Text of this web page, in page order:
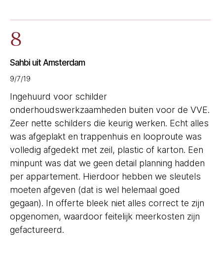
8
Sahbi uit Amsterdam
9/7/19
Ingehuurd voor schilder
onderhoudswerkzaamheden buiten voor de VVE.
Zeer nette schilders die keurig werken. Echt alles
was afgeplakt en trappenhuis en looproute was
volledig afgedekt met zeil, plastic of karton. Een
minpunt was dat we geen detail planning hadden
per appartement. Hierdoor hebben we sleutels
moeten afgeven (dat is wel helemaal goed
gegaan). In offerte bleek niet alles correct te zijn
opgenomen, waardoor feitelijk meerkosten zijn
gefactureerd.